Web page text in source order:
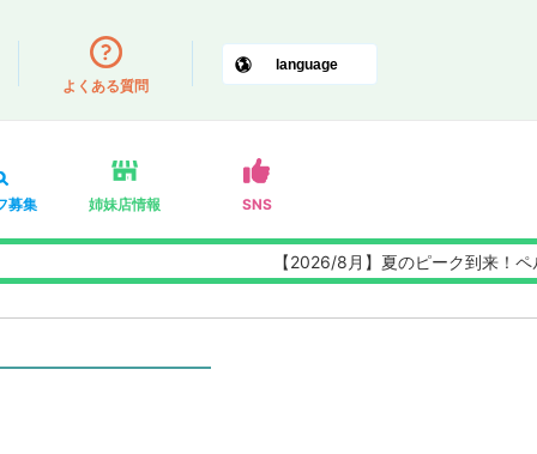
よくある質問
募集 姉妹店情報 SNS
【2026/8月】夏のピーク到来！ペルセウ